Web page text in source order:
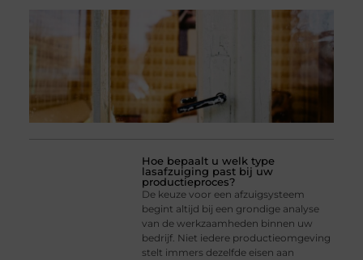
Hoe bepaalt u welk type
lasafzuiging past bij uw
productieproces?
De keuze voor een afzuigsysteem
begint altijd bij een grondige analyse
van de werkzaamheden binnen uw
bedrijf. Niet iedere productieomgeving
stelt immers dezelfde eisen aan